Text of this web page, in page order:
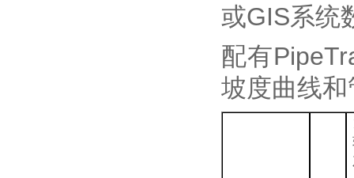
或GIS系统
配有
坡度曲线